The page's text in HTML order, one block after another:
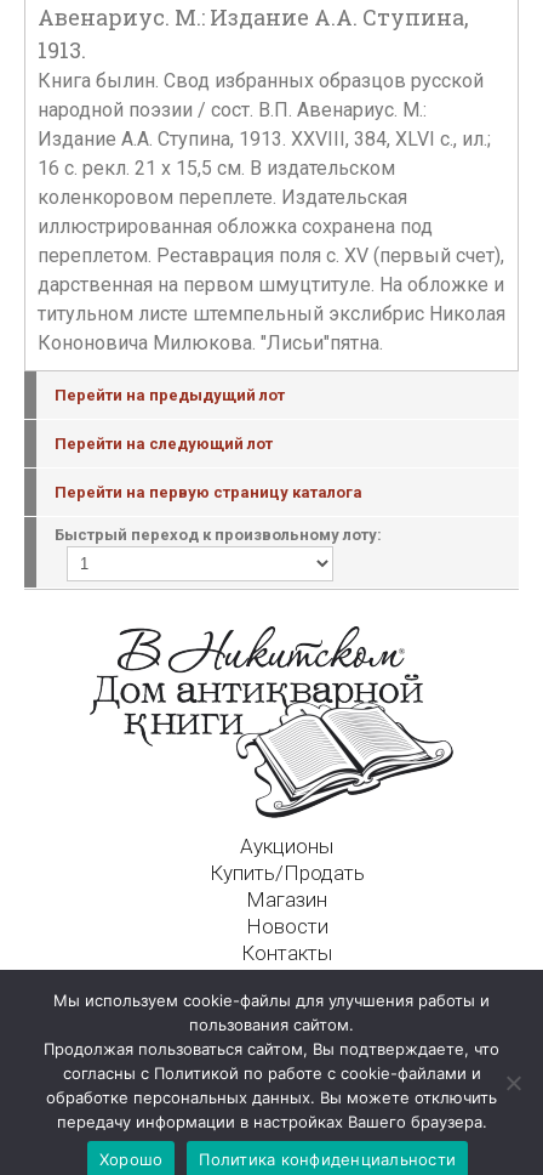
Авенариус. М.: Издание А.А. Ступина,
1913.
Книга былин. Свод избранных образцов русской
народной поэзии / сост. В.П. Авенариус. М.:
Издание А.А. Ступина, 1913. XXVIII, 384, XLVI с., ил.;
16 с. рекл. 21 х 15,5 см. В издательском
коленкоровом переплете. Издательская
иллюстрированная обложка сохранена под
переплетом. Реставрация поля с. XV (первый счет),
дарственная на первом шмуцтитуле. На обложке и
титульном листе штемпельный экслибрис Николая
Кононовича Милюкова. "Лисьи"пятна.
Перейти на предыдущий лот
Перейти на следующий лот
Перейти на первую страницу каталога
Быстрый переход к произвольному лоту:
Аукционы
Купить/Продать
Магазин
Новости
Контакты
125009, г. Москва, Никитский пер., д. 4а, стр. 1
Мы используем cookie-файлы для улучшения работы и
пользования сайтом.
Продолжая пользоваться сайтом, Вы подтверждаете, что
согласны с Политикой по работе с cookie-файлами и
обработке персональных данных. Вы можете отключить
передачу информации в настройках Вашего браузера.
Хорошо
Политика конфиденциальности